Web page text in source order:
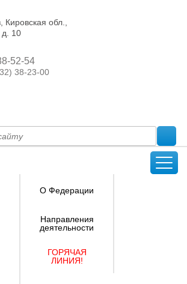
Кировская обл.,
д. 10
52-54
38-23-00
О Федерации
Направления
деятельности
ГОРЯЧАЯ
ЛИНИЯ!